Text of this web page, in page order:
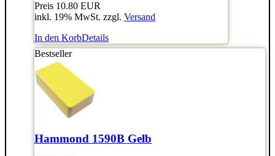
Preis 10.80 EUR
inkl. 19% MwSt. zzgl. Versand
In den KorbDetails
Bestseller
Hammond 1590B Gelb